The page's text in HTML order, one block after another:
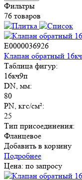
Фильтры
76 товаров
E0000036926
Клапан обратный
Таблица фигур:
16кч9п
DN, мм:
80
PN, кгс/см²:
25
Тип присоединения:
Фланцевое
Добавить в корзину
Подробнее
Цена: по запросу